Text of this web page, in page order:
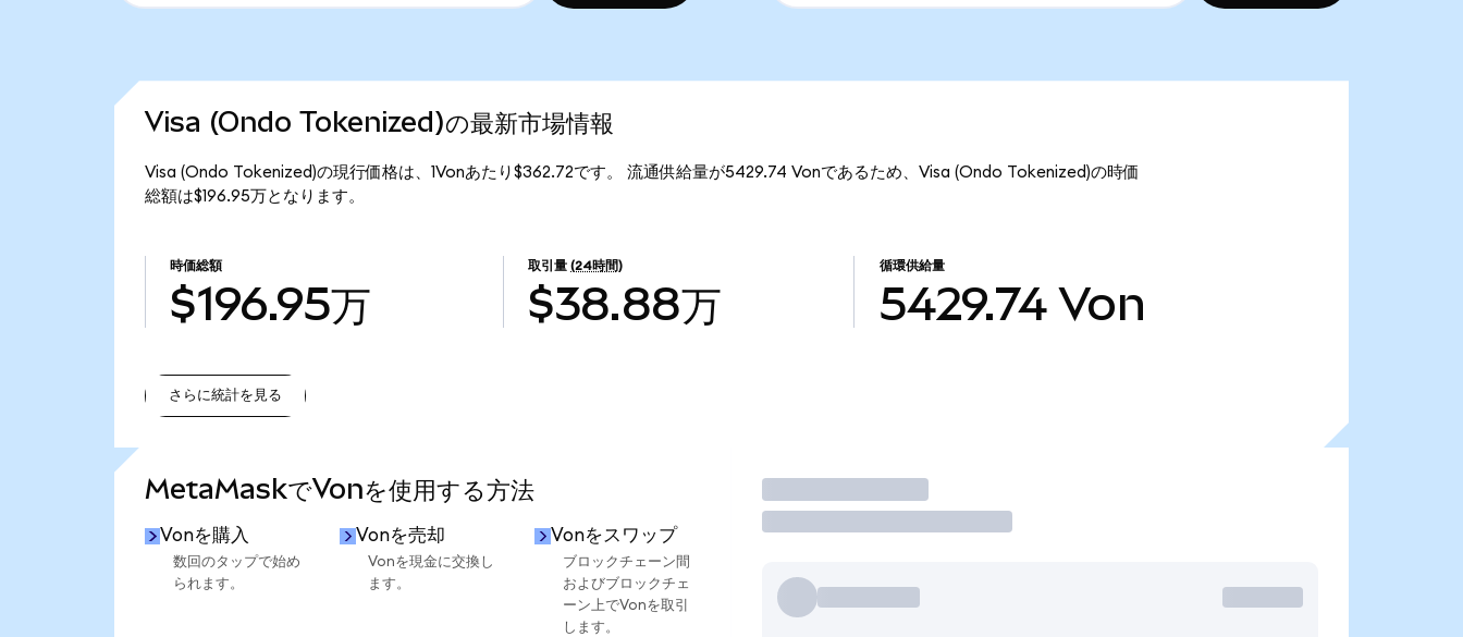
Visa (Ondo Tokenized)の最新市場情報
Visa (Ondo Tokenized)の現行価格は、1Vonあたり$362.72です。 流通供給量が5429.74 Vonであるため、Visa (Ondo Tokenized)の時価
総額は$196.95万となります。
時価総額
$196.95万
取引量 (24時間)
$38.88万
循環供給量
5429.74 Von
さらに統計を見る
MetaMaskでVonを使用する方法
Vonを購入
数回のタップで始め
られます。
Vonを売却
Vonを現金に交換し
ます。
Vonをスワップ
ブロックチェーン間
およびブロックチェ
ーン上でVonを取引
します。
取引